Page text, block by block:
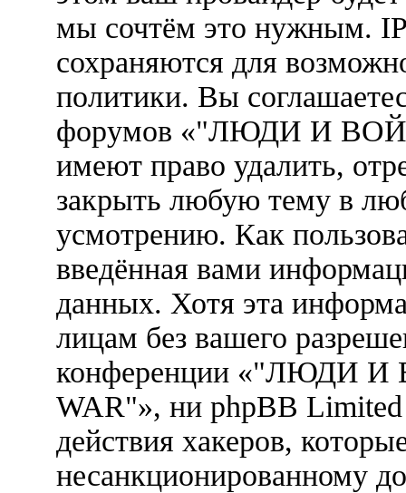
мы сочтём это нужным.
сохраняются для
политики. Вы
форумов «"ЛЮДИ И
имеют право удалить,
закрыть любую тему в
усмотрению. Как
введённая вами
данных. Хотя эта
лицам без вашего
конференции «"ЛЮДИ И
WAR"», ни phpBB Limited
действия хакеров,
несанкционированному